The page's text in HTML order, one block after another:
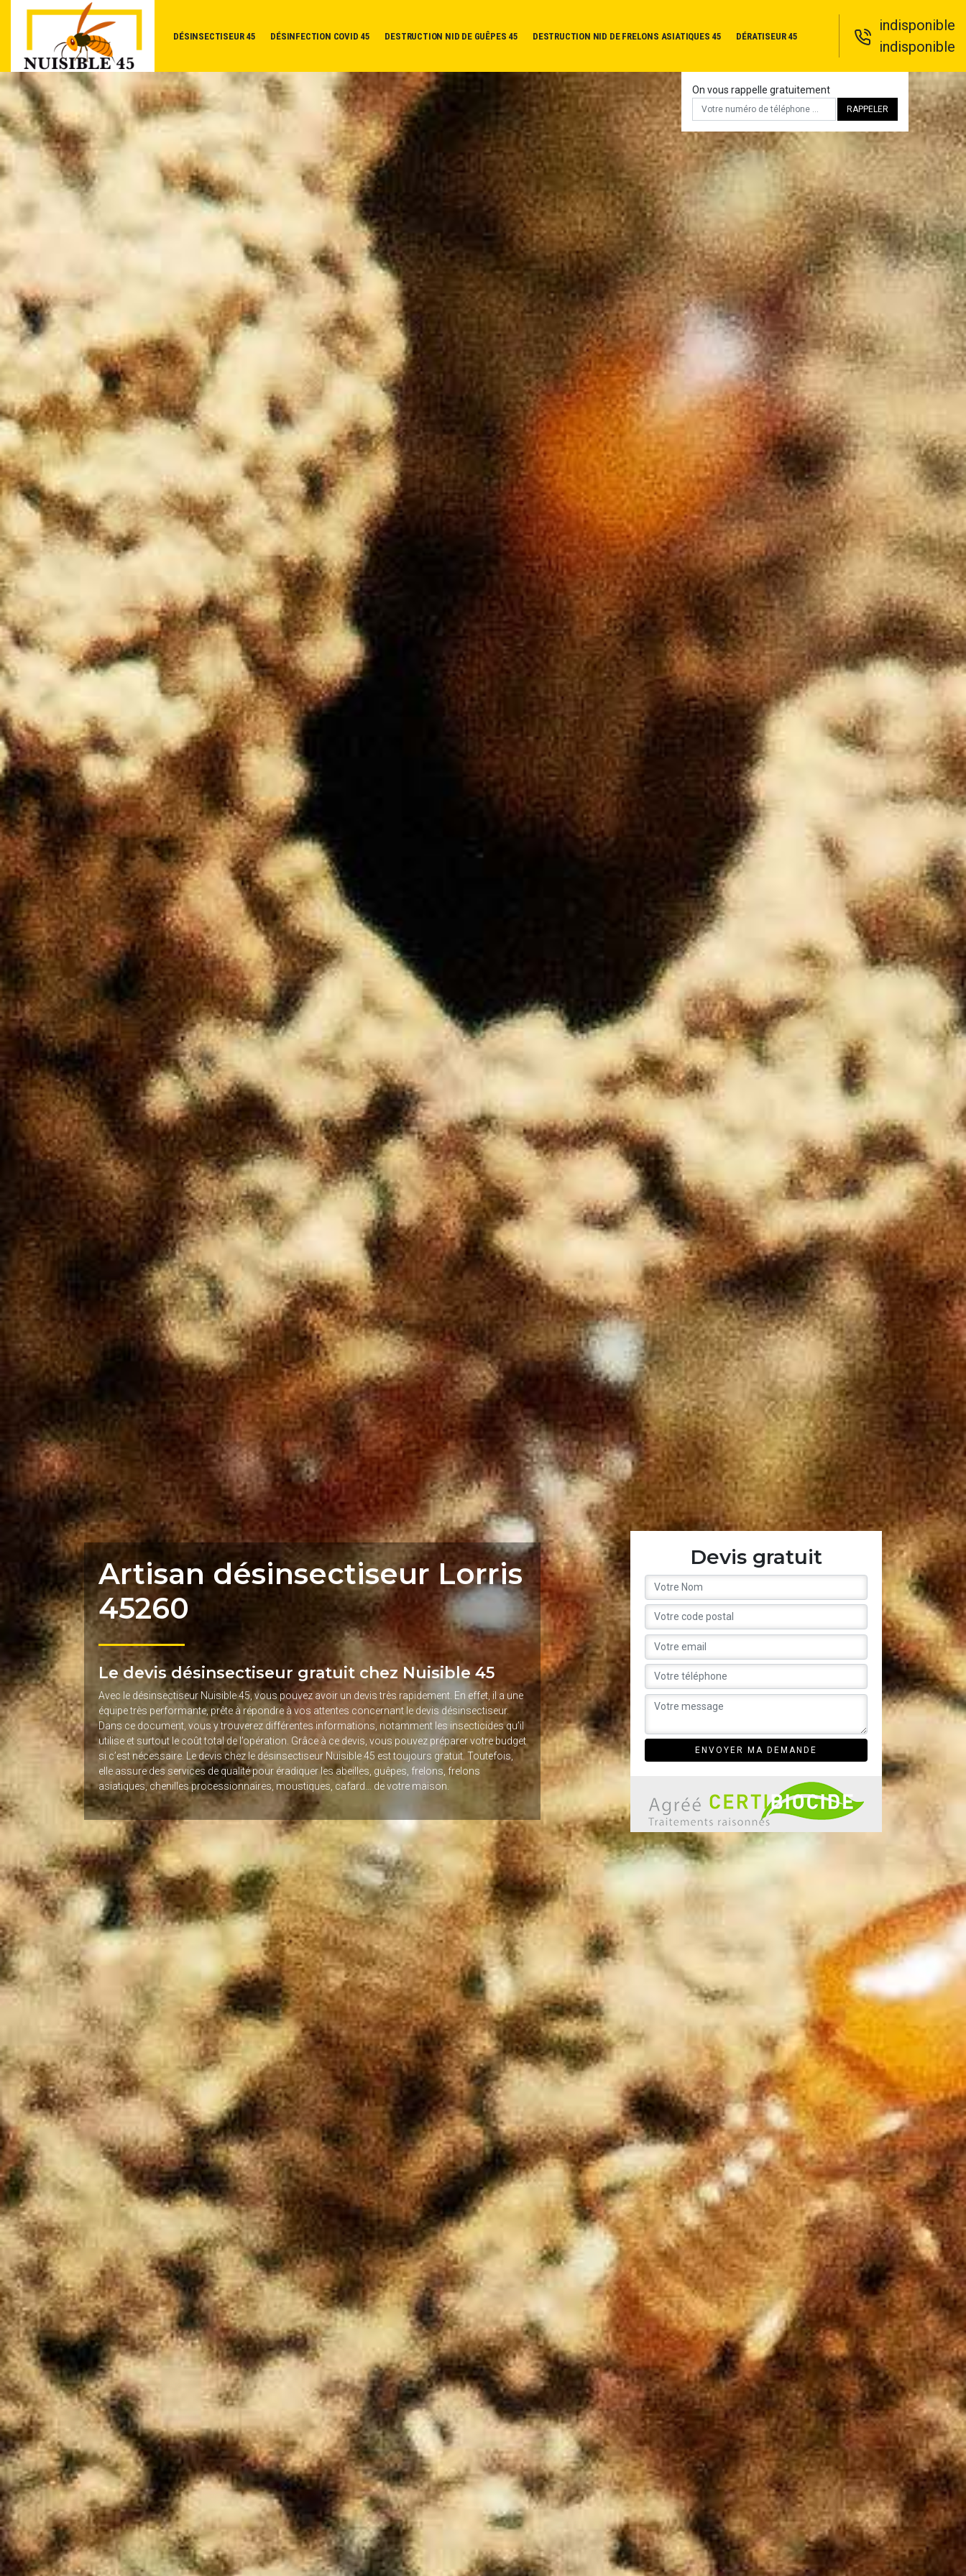
DÉSINSECTISEUR 45 DÉSINFECTION COVID 45 DESTRUCTION NID DE GUÊPES 45 DESTRUCTION NID DE FRELONS ASIATIQUES 45 DÉRATISEUR 45
indisponible
indisponible
On vous rappelle gratuitement
Artisan désinsectiseur Lorris
45260
Le devis désinsectiseur gratuit chez Nuisible 45
Avec le désinsectiseur Nuisible 45, vous pouvez avoir un devis très rapidement. En effet, il a une
équipe très performante, prête à répondre à vos attentes concernant le devis désinsectiseur.
Dans ce document, vous y trouverez différentes informations, notamment les insecticides qu’il
utilise et surtout le coût total de l’opération. Grâce à ce devis, vous pouvez préparer votre budget
si c’est nécessaire. Le devis chez le désinsectiseur Nuisible 45 est toujours gratuit. Toutefois,
elle assure des services de qualité pour éradiquer les abeilles, guêpes, frelons, frelons
asiatiques, chenilles processionnaires, moustiques, cafard… de votre maison.
Devis gratuit